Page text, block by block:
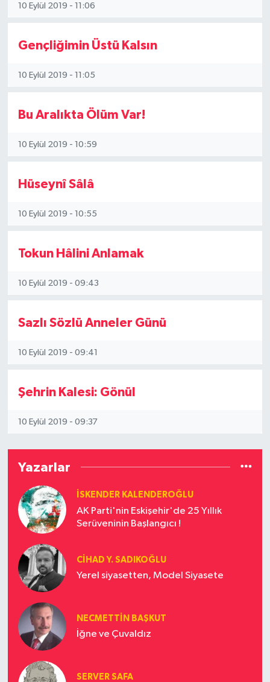
10 Eylül 2019 - 11:06
Gençliğimin Üstü Kalsın
10 Eylül 2019 - 11:05
Bu Aralıkta Ölüm Var!
10 Eylül 2019 - 10:59
Hüseynî Sâlâ
10 Eylül 2019 - 10:55
Tokun Hâlini Anlamak
10 Eylül 2019 - 09:43
Sazlı Sözlü Anneler Günü
10 Eylül 2019 - 09:41
Şehrin Kalesi: Gönül
10 Eylül 2019 - 09:37
Yazarlar
İSKENDER KALENDEROĞLU
AK Parti'nin Eskişehir'de 25 Yıllık
Serüveninin Başlangıcı !
CIHAD Y. SADIKOĞLU
Yerel siyasetten, Model Siyasete
NECMETTIN BAŞKUT
İğne ve Çuvaldız
SERVER SAFA